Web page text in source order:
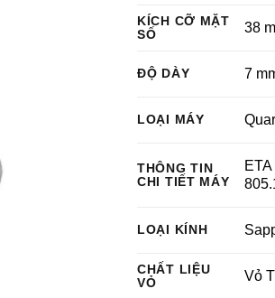
KÍCH CỠ MẶT
SỐ
38
ĐỘ DÀY 7
LOẠI MÁY
THÔNG TIN
CHI TIẾT MÁY
LOẠI KÍNH
CHẤT LIỆU
VỎ
Vỏ